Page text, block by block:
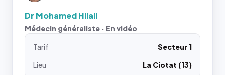
Dr Mohamed Hilali
Médecin généraliste · En vidéo
Tarif
Secteur 1
Lieu
La Ciotat (13)